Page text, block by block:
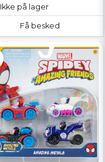
Ikke på lager
Få besked